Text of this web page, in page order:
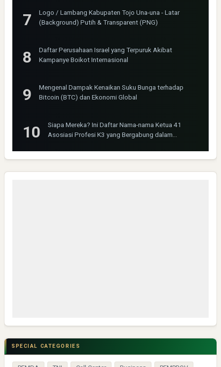
Logo / Lambang Kabupaten Tojo Una-una - Latar
(Background) Putih & Transparent (PNG)
Daftar Perusahaan Israel yang Terpuruk Akibat
Kampanye Boikot Internasional
Mengenal Dampak Kenaikan Suku Bunga terhadap
Bitcoin (BTC) dan Ekonomi Global
Siapa Mereka? Ini Daftar Nama-nama Ketua 41
Asosiasi Profesi K3 yang Bergabung dalam
SPECIAL CATEGORIES